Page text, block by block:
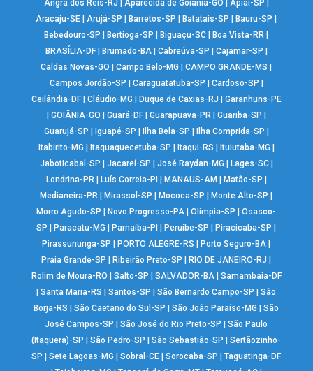
Angra dos Reis-RJ Aparecida de Goiânia-GO Apiaí-SP
Aracaju-SE |Arujá-SP Barretos-SP Batatais-SP Bauru-SP
Bebedouro-SP
Bertioga-SP Biguaçu-SC Boa Vista-RR
BRASÍLIA-DF| Brumado-BA| Cabreúva-SP Cajamar-SP
Caldas Novas-GO
|Campo Belo-MG |CAMPO GRANDE-MS
Campos Jordão-SP
Caraguatatuba-SP Cardoso-SP
Ceilândia-DF| Cláudio-MG Duque de Caxias-RJ
Garanhuns-PE
GOIÂNIA-GO Guará-DF| Guarapuava-PR| Guariba-SP
Guarujá-SP
Iguapé-SP Ilha Bela-SP Ilha Comprida-SP
Itabirito-MG
Itaquaquecetuba-SP Itaqui-RS Ituiutaba-MG
Jaboticabal-SP
Jacareí-SP José Raydan-MG Lages-SC|
Londrina-PR| Luís Correia-PI MANAUS-AM Matão-SP
Medianeira-PR
Mirassol-SP Mococa-SP Monte Alto-SP
Morro Agudo-SP
Novo Progresso-PA |Olímpia-SP |Osasco-
SP
Paracatu-MG Parnaíba-PI Peruíbe-SP Piracicaba-SP
Pirassununga-SP
PORTO ALEGRE-RS Porto Seguro-BA
Praia Grande-SP
Ribeirão Preto-SP RIO DE JANEIRO-RJ
Rolim de Moura-RO
Salto-SP SALVADOR-BA| Samambaia-DF
|Santa Maria-RS |Santos-SP |São Bernardo Campo-SP |São
Borja-RS
|São Caetano do Sul-SP |São João Paraíso-MG |São
José Campos-SP
|São José do Rio Preto-SP |São Paulo
(Itaquera)-SP
|São Pedro-SP |São Sebastião-SP |Sertãozinho-
SP
|Sete Lagoas-MG |Sobral-CE |Sorocaba-SP |Taguatinga-DF